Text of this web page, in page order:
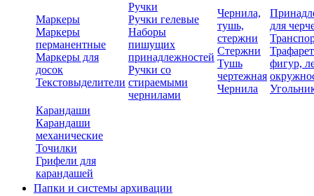
Маркеры
Маркеры
перманентные
Маркеры для
досок
Текстовыделители
Ручки
Ручки гелевые
Наборы
пишущих
принадлежностей
Ручки со
стираемыми
чернилами
Чернила,
тушь,
стержни
Стержни
Тушь
чертежная
Чернила
для
фигур,
Карандаши
Карандаши
механические
Точилки
Грифели для
карандашей
Папки и системы архивации